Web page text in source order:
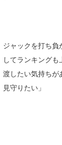
ジャックを打ち
してランキング
渡したい気持ちが
見守りたい」